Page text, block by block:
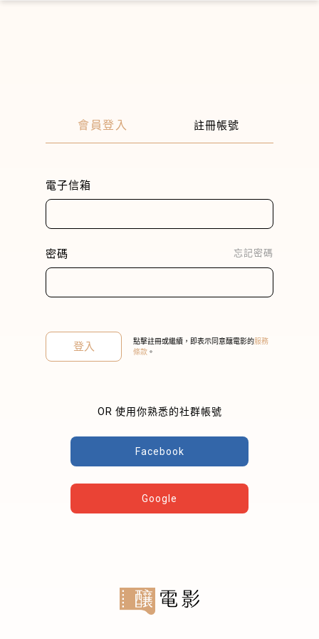
會員登入 註冊帳號
電子信箱
密碼 忘記密碼
登入 點擊註冊或繼續，即表示同意釀電影的服務
條款 。
OR 使用你熟悉的社群帳號
Facebook
Google